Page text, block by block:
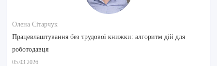
Олена Сітарчук
Працевлаштування без трудової книжки: алгоритм дій для
роботодавця
05.03.2026